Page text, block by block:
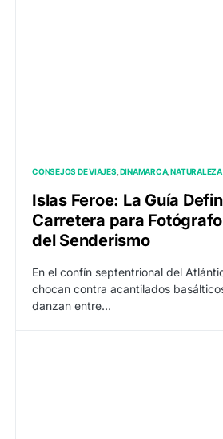
CONSEJOS DE VIAJES DINAMARCA
Islas Feroe: La Guía
Carretera para
del Senderismo
En el confín septentrional del
chocan contra acantilados
danzan entre…